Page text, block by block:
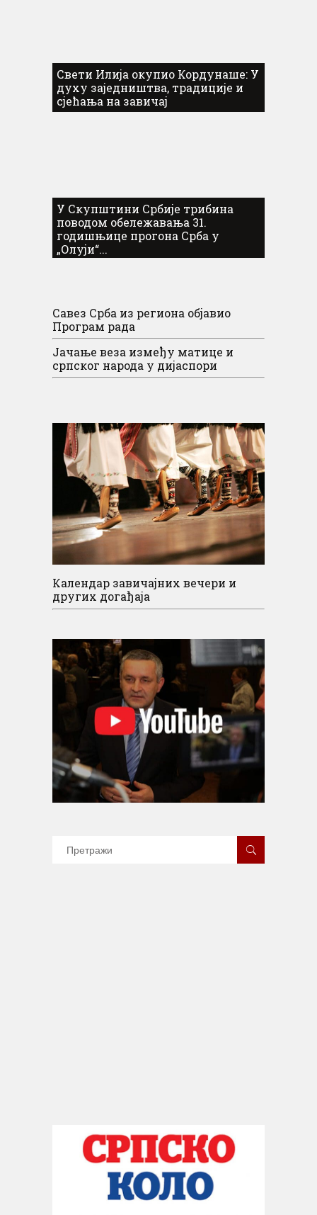
Свети Илија окупио Кордунаше: У
духу заједништва, традиције и
сјећања на завичај
У Скупштини Србије трибина
поводом обележавања 31.
годишњице прогона Срба у
„Олуји“...
Савез Срба из региона објавио
Програм рада
Јачање веза између матице и
српског народа у дијаспори
Календар завичајних вечери и
других догађаја